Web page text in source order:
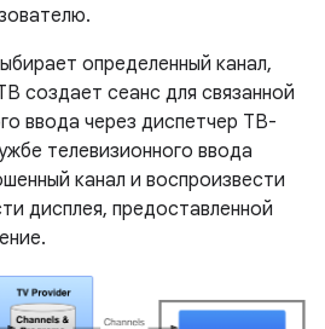
определенный канал,
создает сеанс для связанной
ввода через диспетчер ТВ-
телевизионного ввода
канал и воспроизвести
дисплея, предоставленной